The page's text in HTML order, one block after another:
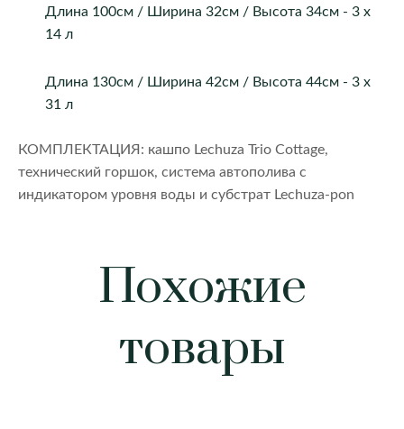
Длина 100см / Ширина 32см / Высота 34см - 3 х
14 л
Длина 130см / Ширина 42см / Высота 44см - 3 х
31 л
КОМПЛЕКТАЦИЯ: кашпо Lechuza Trio Cottage,
технический горшок, система автополива с
индикатором уровня воды и субстрат Lechuza-pon
Похожие
товары